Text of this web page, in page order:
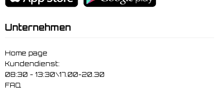
Unternehmen
Home page
Kundendienst:
08:30 - 13:30\17.00-20.30
FAQ